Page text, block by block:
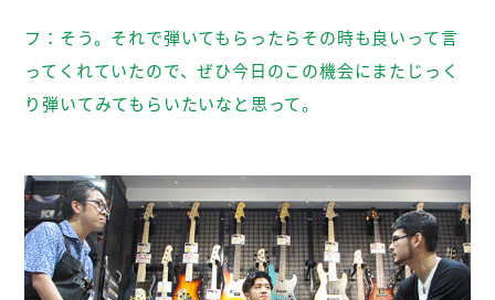
フ： そう。それで弾いてもらったらその時も良いって言
ってくれていたので、ぜひ今日のこの機会にまたじっく
り弾いてみてもらいたいなと思って。